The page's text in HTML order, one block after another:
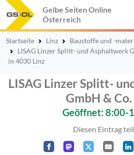
Gelbe Seiten Online
Österreich
Startseite Linz
Baustoffe und -
LISAG Linzer Splitt- und Asphaltwerk
in 4030 Linz
LISAG Linzer Splitt-
GmbH & Co.
Geöffnet: 8:00-
Diesen Eintrag